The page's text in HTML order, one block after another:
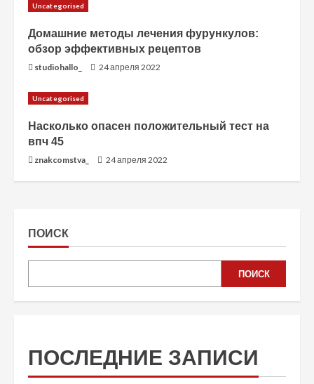
Uncategorised
Домашние методы лечения фурункулов:
обзор эффективных рецептов
studiohallo_ 24 апреля 2022
Uncategorised
Насколько опасен положительный тест на
впч 45
znakcomstva_ 24 апреля 2022
ПОИСК
ПОИСК
ПОСЛЕДНИЕ ЗАПИСИ